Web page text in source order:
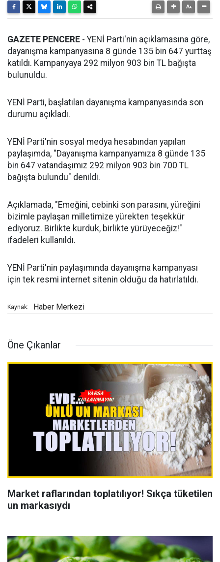
GAZETE PENCERE - YENİ Parti'nin açıklamasına göre,
dayanışma kampanyasına 8 günde 135 bin 647 yurttaş
katıldı. Kampanyaya 292 milyon 903 bin TL bağışta
bulunuldu.
YENİ Parti, başlatılan dayanışma kampanyasında son
durumu açıkladı.
YENİ Parti'nin sosyal medya hesabından yapılan
paylaşımda, "Dayanışma kampanyamıza 8 günde 135
bin 647 vatandaşımız 292 milyon 903 bin 700 TL
bağışta bulundu" denildi.
Açıklamada, "Emeğini, cebinki son parasını, yüreğini
bizimle paylaşan milletimize yürekten teşekkür
ediyoruz. Birlikte kurduk, birlikte yürüyeceğiz!"
ifadeleri kullanıldı.
YENİ Parti'nin paylaşımında dayanışma kampanyası
için tek resmi internet sitenin olduğu da hatırlatıldı.
Kaynak: Haber Merkezi
Öne Çıkanlar
Market raflarından toplatılıyor! Sıkça tüketilen
un markasıydı